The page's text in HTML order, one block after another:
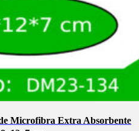
Microfibra Extra Absorbente